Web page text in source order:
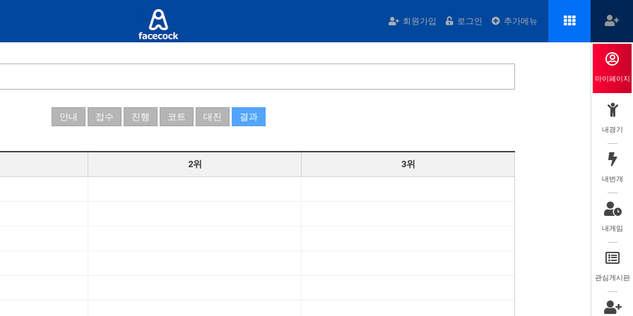
회원가입 로그인 추가메뉴
안내 접수 진행 코트 대진 결과
2위 3위
마이페이지
내경기
내번개
내게임
관심게시판